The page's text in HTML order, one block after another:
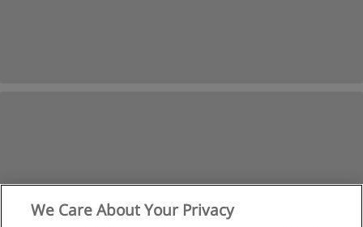
We Care About Your Privacy